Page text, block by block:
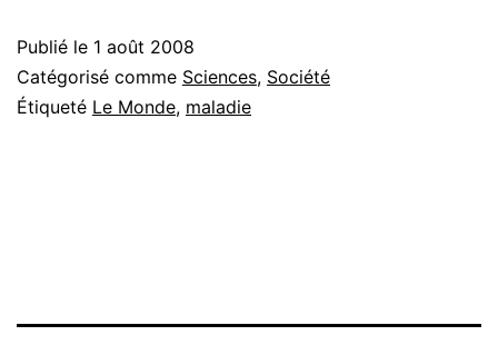
Publié le 1 août 2008
Catégorisé comme Sciences, Société
Étiqueté Le Monde, maladie